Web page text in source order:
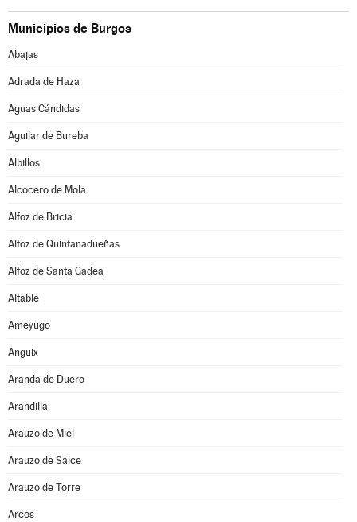
Municipios de Burgos
Abajas
Adrada de Haza
Aguas Cándidas
Aguilar de Bureba
Albillos
Alcocero de Mola
Alfoz de Bricia
Alfoz de Quintanadueñas
Alfoz de Santa Gadea
Altable
Ameyugo
Anguix
Aranda de Duero
Arandilla
Arauzo de Miel
Arauzo de Salce
Arauzo de Torre
Arcos